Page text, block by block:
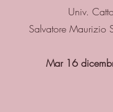
Univ.
Salvatore Maurizio
Mar 16